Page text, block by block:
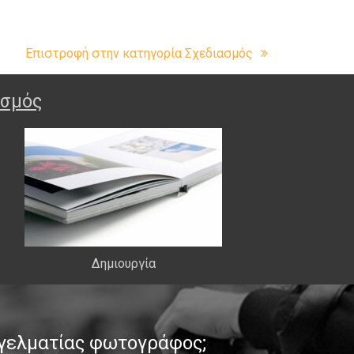
Επιστροφή στην κατηγορία Σχεδιασμός
Δημιουργία
φωτογράφος;